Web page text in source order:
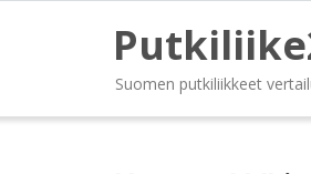
Suomen putkiliikkeet